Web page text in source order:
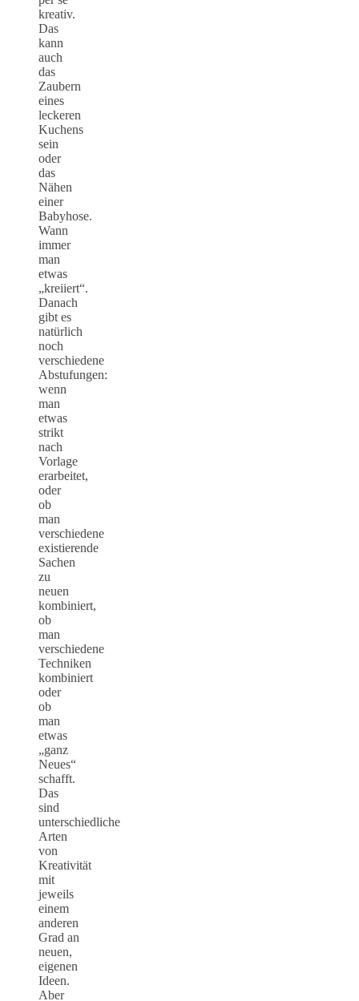
kreativ.
Das
kann
auch
das
Zaubern
eines
leckeren
Kuchens
sein
oder
das
Nähen
einer
Babyhose.
Wann
immer
man
etwas
„kreiiert“.
Danach
gibt es
natürlich
noch
verschiedene
Abstufungen:
wenn
man
etwas
strikt
nach
Vorlage
erarbeitet,
oder
ob
man
verschiedene
existierende
Sachen
zu
neuen
kombiniert,
ob
man
verschiedene
Techniken
kombiniert
oder
ob
man
etwas
„ganz
Neues“
schafft.
Das
sind
unterschiedliche
Arten
von
Kreativität
mit
jeweils
einem
anderen
Grad an
neuen,
eigenen
Ideen.
Aber